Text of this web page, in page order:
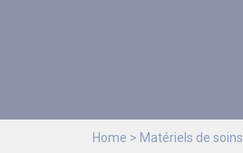
Home Matériels de soins